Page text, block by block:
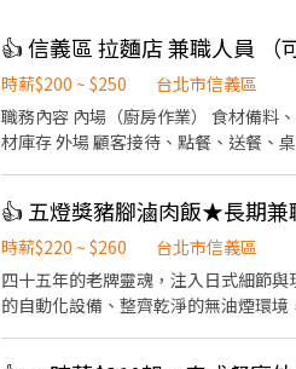
👍 信義區 拉麵店 兼職人員 （
時薪$200 ~ $250
台北市信義區
職務內容 內場（廚房作業） 食材備料、出餐製作 拉麵湯頭、麵條、配料加熱與組裝 餐具準備、廚房區域清潔與保養 協助盤點食
材庫存 外場 顧客接待、點餐、送餐、桌邊服務 用餐區快速收拾、環境整潔維護 回應顧客需求，維持現場秩序與動線流暢 學習日
考： https://chikumo-ramen.com/zh-tw/ 面試之際 資歷表現優良者可優先晉升。 歡迎積極挑戰高薪，通過考核持續加薪晉
升。 ◎相關內容與升遷細節將於面
👍 五燈獎豬腳滷肉飯★長期兼
時薪$220 ~ $260
台北市信義區
四十五年的老牌靈魂，注入日式細節與現代美學。 五燈獎台北店不只是一間餐飲店，更是我們對美好
的自動化設備、整齊乾淨的無油煙環境，讓我們優雅地將台灣美